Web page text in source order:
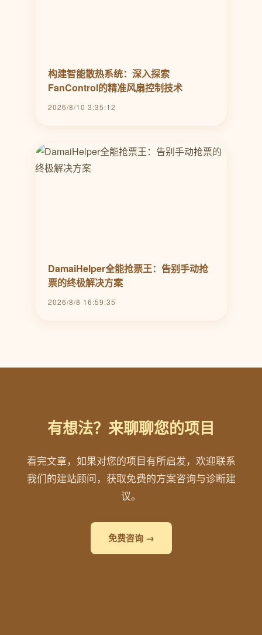
构建智能散热系统：深入探索
FanControl的精准风扇控制技术
2026/8/10 3:35:12
DamaiHelper全能抢票王：告别手动抢
票的终极解决方案
2026/8/8 16:59:35
有想法？来聊聊您的项目
看完文章，如果对您的项目有所启发，欢迎联系
我们的建站顾问，获取免费的方案咨询与诊断建
议。
免费咨询 →